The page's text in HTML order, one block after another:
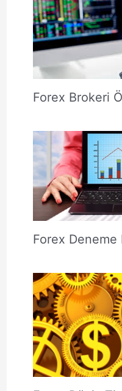
Forex Brokeri
Forex Deneme